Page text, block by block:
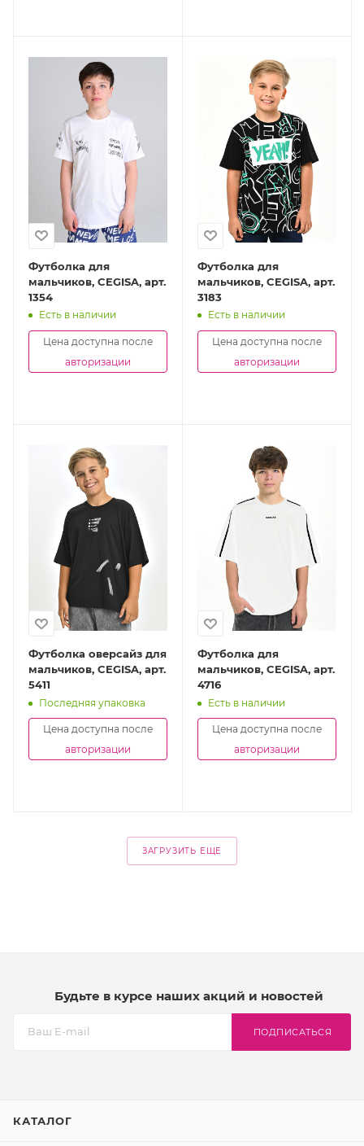
Футболка для
мальчиков, CEGISA, арт.
1354
Есть в наличии
Цена доступна после
авторизации
Футболка для
мальчиков, CEGISA, арт.
3183
Есть в наличии
Цена доступна после
авторизации
Футболка оверсайз для
мальчиков, CEGISA, арт.
5411
Последняя упаковка
Цена доступна после
авторизации
Футболка для
мальчиков, CEGISA, арт.
4716
Есть в наличии
Цена доступна после
авторизации
ЗАГРУЗИТЬ ЕЩЕ
Будьте в курсе наших акций и новостей
ПОДПИСАТЬСЯ
КАТАЛОГ